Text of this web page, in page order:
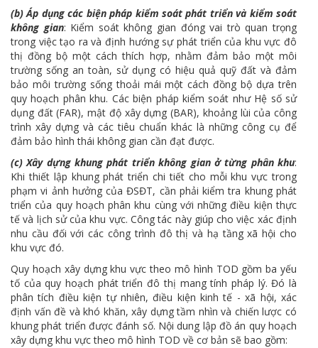
(b) Áp dụng các biện pháp kiểm soát phát triển và kiểm soát
không gian: Kiểm soát không gian đóng vai trò quan trọng
trong việc tạo ra và định hướng sự phát triển của khu vực đô
thị đồng bộ một cách thích hợp, nhằm đảm bảo một môi
trường sống an toàn, sử dụng có hiệu quả quỹ đất và đảm
bảo môi trường sống thoải mái một cách đồng bộ dựa trên
quy hoạch phân khu. Các biện pháp kiểm soát như Hệ số sử
dụng đất (FAR), mật độ xây dựng (BAR), khoảng lùi của công
trình xây dựng và các tiêu chuẩn khác là những công cụ để
đảm bảo hình thái không gian cần đạt được.
(c) Xây dựng khung phát triển không gian ở từng phân khu:
Khi thiết lập khung phát triển chi tiết cho mỗi khu vực trong
phạm vi ảnh hưởng của ĐSĐT, cần phải kiểm tra khung phát
triển của quy hoạch phân khu cùng với những điều kiện thực
tế và lịch sử của khu vực. Công tác này giúp cho việc xác định
nhu cầu đối với các công trình đô thị và hạ tầng xã hội cho
khu vực đó.
Quy hoạch xây dựng khu vực theo mô hình TOD gồm ba yếu
tố của quy hoạch phát triển đô thị mang tính pháp lý. Đó là
phân tích điều kiện tự nhiên, điều kiện kinh tế - xã hội, xác
định vấn đề và khó khăn, xây dựng tầm nhìn và chiến lược có
khung phát triển được đánh số. Nội dung lập đồ án quy hoạch
xây dựng khu vực theo mô hình TOD về cơ bản sẽ bao gồm: